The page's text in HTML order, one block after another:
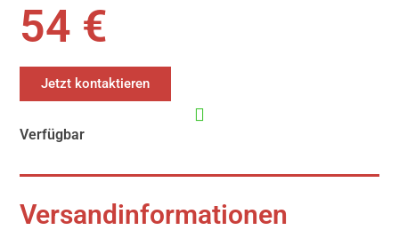
54 €
Jetzt kontaktieren
Verfügbar
Versandinformationen